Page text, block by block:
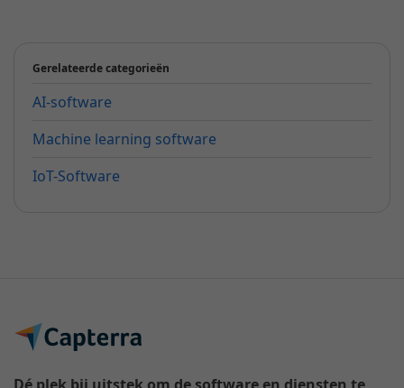
Gerelateerde categorieën
AI-software
Machine learning software
IoT-Software